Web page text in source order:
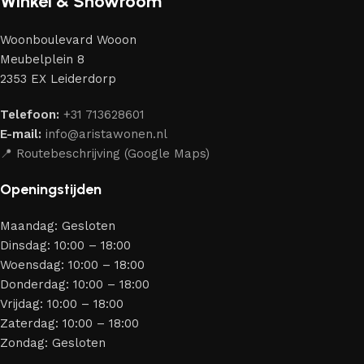
meubelmakers die elegantie, kwaliteit en functionaliteit
Ons assortiment bestaat uit producten van betrouwbare
merken die al jarenlang hun vakmanschap en eerlijkheid
bewijzen. Al onze leveranciers garanderen meubels van
jarenlang kunt genieten van jouw interieur.
Woonboulevard Wooon
Meubelplein 8
2353 EX Leiderdorp
Telefoon: +31 713628601
E-mail: info@aristawonen.nl
📍 Routebeschrijving (Google Maps)
Openingstijden
Maandag: Gesloten
Dinsdag: 10:00 – 18:00
Woensdag: 10:00 – 18:00
Donderdag: 10:00 – 18:00
Vrijdag: 10:00 – 18:00
Zaterdag: 10:00 – 18:00
Zondag: Gesloten